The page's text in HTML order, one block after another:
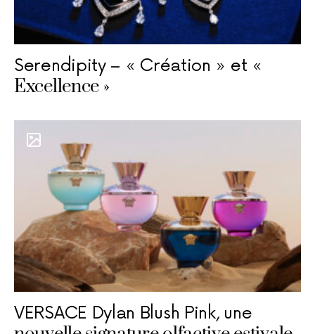
Serendipity – « Création » et «
Excellence »
VERSACE Dylan Blush Pink, une